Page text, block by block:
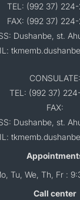
TEL: (992 37)
FAX: (992 37)
Dushanbe, st.
CONSULATE:
TEL: (992 37)
FAX:
Dushanbe, st.
Tu, We, Th, Fr :
Call center